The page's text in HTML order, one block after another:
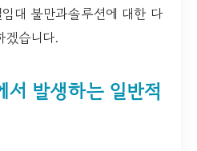
대 불만과솔루션에 대한 다
겠습니다.
서 발생하는 일반적